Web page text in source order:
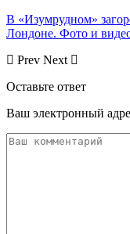
В «Изумрудном»
Лондоне. Фото и
Prev Next
Оставьте ответ
Ваш электронный